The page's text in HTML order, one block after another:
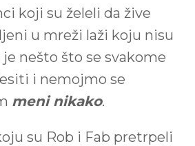
koji su želeli da žive
u mreži laži koju nisu
nešto što se svakome
i nemojmo se
meni nikako.
su Rob i Fab pretrpeli